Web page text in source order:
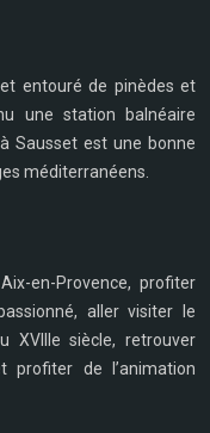
entouré de pinèdes et
une station balnéaire
Sausset est une bonne
méditerranéens.
en-Provence, profiter
aller visiter le
XVIIIe siècle, retrouver
profiter de l’animation